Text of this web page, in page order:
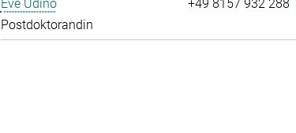
Eve Udino
Postdoktorandin
+49 8157 932 288